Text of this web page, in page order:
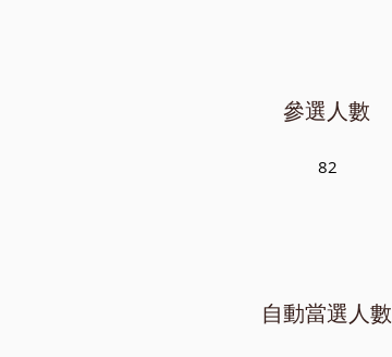
參選人數
82
自動當選人數